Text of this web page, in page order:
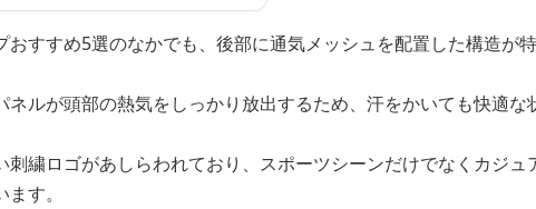
おすすめ5選のなかでも、後部に通気メッシュを配置した構造が特
ルが頭部の熱気をしっかり放出するため、汗をかいても快適な
刺繍ロゴがあしらわれており、スポーツシーンだけでなくカジ
す。